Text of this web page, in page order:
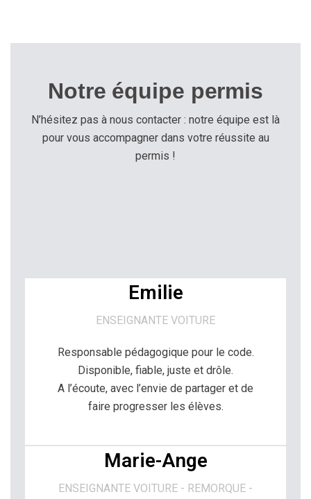
Notre équipe permis
N’hésitez pas à nous contacter : notre équipe est là
pour vous accompagner dans votre réussite au
permis !
Emilie
ENSEIGNANTE VOITURE
Responsable pédagogique pour le code.
Disponible, fiable, juste et drôle.
A l’écoute, avec l’envie de partager et de
faire progresser les élèves.
Marie-Ange
ENSEIGNANTE VOITURE - REMORQUE -